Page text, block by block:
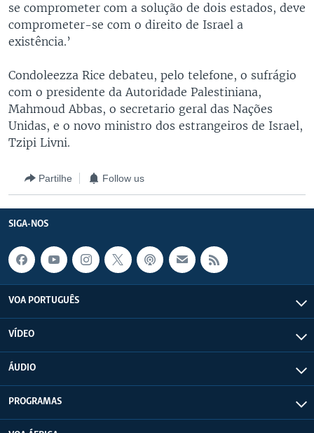
se comprometer com a solução de dois estados, deve
comprometer-se com o direito de Israel a
existência.’
Condoleezza Rice debateu, pelo telefone, o sufrágio
com o presidente da Autoridade Palestiniana,
Mahmoud Abbas, o secretario geral das Nações
Unidas, e o novo ministro dos estrangeiros de Israel,
Tzipi Livni.
Partilhe Follow us
SIGA-NOS
VOA PORTUGUÊS
VÍDEO
ÁUDIO
PROGRAMAS